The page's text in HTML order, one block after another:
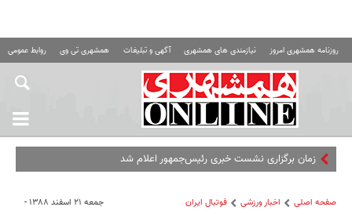
روزنامه همشهری امروز نیازمندی های همشهری آگهی و تبلیغات همشهری تی وی روابط عمومی
زمان برگزاری نشست خبری رئیس‌جمهور اعلام شد
صفحه اصلی اخبار ورزشی فوتبال ايران جمعه ۲۱ اسفند ۱۳۸۸ -